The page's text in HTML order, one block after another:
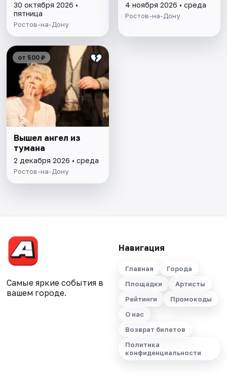
30 октября 2026 •
пятница
Ростов-на-Дону
4 ноября 2026 • среда
Ростов-на-Дону
от 500 ₽
Вышел ангел из
тумана
2 декабря 2026 • среда
Ростов-на-Дону
Самые яркие события в
вашем городе.
Навигация
Главная
Города
Площадки
Артисты
Рейтинги
Промокоды
О нас
Возврат билетов
Политика
конфиденциальности